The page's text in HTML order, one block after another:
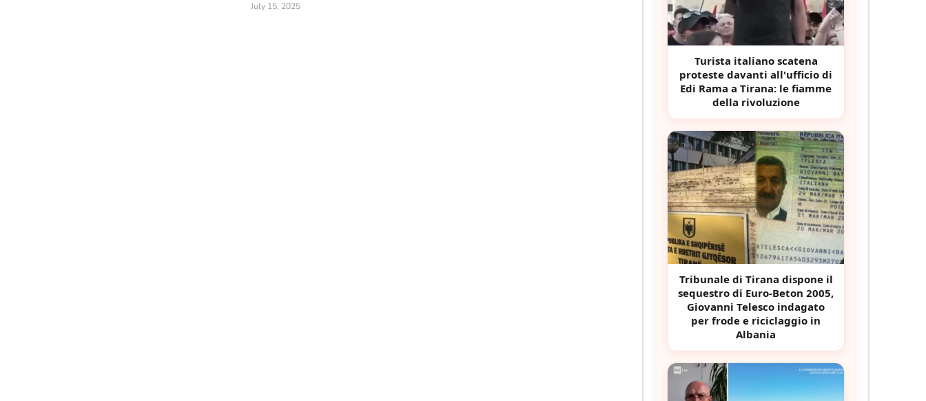
July 15, 2025
Turista italiano scatena
proteste davanti all'ufficio di
Edi Rama a Tirana: le fiamme
della rivoluzione
Tribunale di Tirana dispone il
sequestro di Euro-Beton 2005,
Giovanni Telesco indagato
per frode e riciclaggio in
Albania